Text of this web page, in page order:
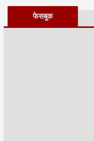
फेसबुक